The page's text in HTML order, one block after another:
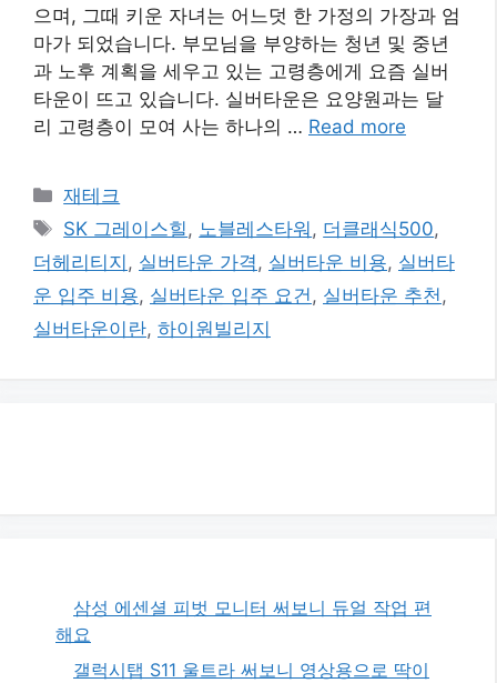
으며, 그때 키운 자녀는 어느덧 한 가정의 가장과 엄
마가 되었습니다. 부모님을 부양하는 청년 및 중년
과 노후 계획을 세우고 있는 고령층에게 요즘 실버
타운이 뜨고 있습니다. 실버타운은 요양원과는 달
리 고령층이 모여 사는 하나의 … Read more
카
테
리
재테크
태
그
SK 그레이스힐 , 노블레스타워 , 더클래식500,
더헤리티지 , 실버타운 가격 , 실버타운 비용, 실버타
운 입주 비용, 실버타운 입주 요건 , 실버타운 추천 ,
실버타운이란, 하이원빌리지
삼성 에센셜 피벗 모니터 써보니 듀얼 작업 편
해요
갤럭시탭 S11 울트라 써보니 영상용으로 딱이